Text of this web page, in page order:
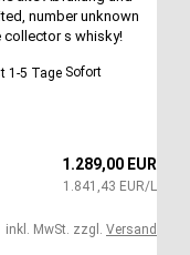
number unknown
collector s whisky!
Sofort
1.289,00 EUR
1.841,43 EUR/L
inkl. MwSt. zzgl. Versand